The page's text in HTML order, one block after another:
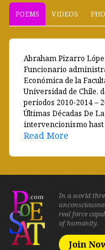
POEMS VIDEOS
Abraham Pizarro
Funcionario
Económica de la
Universidad de Chile,
períodos 2010-2014 –
Últimas Décadas De
intervencionismo hast
Read More
In a world
real force
of humanity.
Join